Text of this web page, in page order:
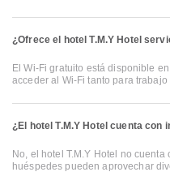
¿Ofrece el hotel T.M.Y Hotel
El Wi-Fi gratuito está disponible
acceder al Wi-Fi tanto para trabajo
¿El hotel T.M.Y Hotel cuenta con
No, el hotel T.M.Y Hotel no
huéspedes pueden aprovechar